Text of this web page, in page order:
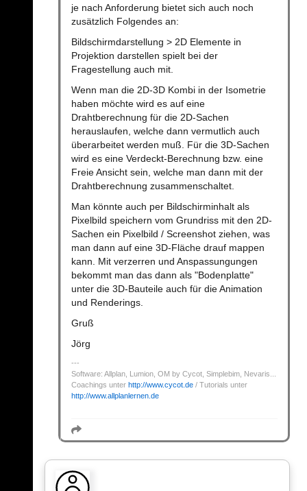
je nach Anforderung bietet sich auch noch
zusätzlich Folgendes an:
Bildschirmdarstellung > 2D Elemente in
Projektion darstellen spielt bei der
Fragestellung auch mit.
Wenn man die 2D-3D Kombi in der Isometrie
haben möchte wird es auf eine
Drahtberechnung für die 2D-Sachen
herauslaufen, welche dann vermutlich auch
überarbeitet werden muß. Für die 3D-Sachen
wird es eine Verdeckt-Berechnung bzw. eine
Freie Ansicht sein, welche man dann mit der
Drahtberechnung zusammenschaltet.
Man könnte auch per Bildschirminhalt als
Pixelbild speichern vom Grundriss mit den 2D-
Sachen ein Pixelbild / Screenshot ziehen, was
man dann auf eine 3D-Fläche drauf mappen
kann. Mit verzerren und Anspassungungen
bekommt man das dann als "Bodenplatte"
unter die 3D-Bauteile auch für die Animation
und Renderings.
Gruß
Jörg
Software: Allplan, Lumion, OM by Cycot, Simplebim, Nevaris...
Coachings unter http://www.cycot.de / Tutorials unter
http://www.allplanlernen.de